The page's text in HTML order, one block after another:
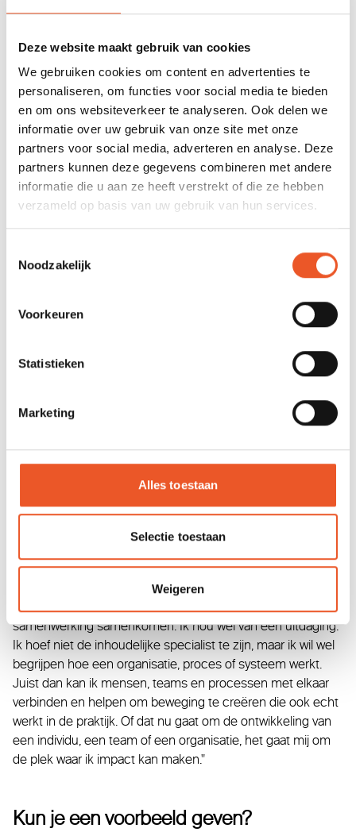
Deze website maakt gebruik van cookies
We gebruiken cookies om content en advertenties te
personaliseren, om functies voor social media te bieden
en om ons websiteverkeer te analyseren. Ook delen we
informatie over uw gebruik van onze site met onze
partners voor social media, adverteren en analyse. Deze
partners kunnen deze gegevens combineren met andere
informatie die u aan ze heeft verstrekt of die ze hebben
verzameld op basis van uw gebruik van hun services.
Noodzakelijk
Voorkeuren
Statistieken
Marketing
Alles toestaan
Selectie toestaan
Weigeren
mijn focus, maar zodra je een nieuw proces of werkwijze
verandering. Ik merkte al snel: als mensen niet meedoen of
het nut niet zien, werkt zelfs het perfect uitgedachte proces
niet. In technische omgevingen ligt de focus vaak op
inhoud, niet op de samenwerking en de mensen die er
werken. Mijn fascinatie voor wat mensen en teams in
beweging brengt en succesvol maakt, heeft ervoor gezorgd
dat ik me naast de technische inhoud ook ben gaan
verdiepen in menselijk gedrag, teamdynamiek en
organisatieontwikkeling.”
Wat breng jij als persoon vanuit die
"Ik combineer een analytische en systematische manier
beweegt en hoe ze samenwerken. Ik wil altijd eerst
begrijpen hoe iets werkt. Wat gebeurt er inhoudelijk, maar
combinatie helpt me om complexe vraagstukken terug te
Daardoor kan ik de inhoud, het proces en de samenwerking
duurzame oplossingen.”
Voor welke droomopdracht mogen
mensen jou bellen?
“Voor opdrachten waarin strategie, processen en
samenwerking samenkomen. Ik hou wel van een uitdaging.
Ik hoef niet de inhoudelijke specialist te zijn, maar ik wil wel
begrijpen hoe een organisatie, proces of systeem werkt.
Juist dan kan ik mensen, teams en processen met elkaar
verbinden en helpen om beweging te creëren die ook echt
werkt in de praktijk. Of dat nu gaat om de ontwikkeling van
een individu, een team of een organisatie, het gaat mij om
de plek waar ik impact kan maken."
Kun je een voorbeeld geven?